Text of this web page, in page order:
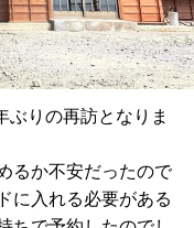
ぶりの再訪となりま
るか不安だったので
に入れる必要がある